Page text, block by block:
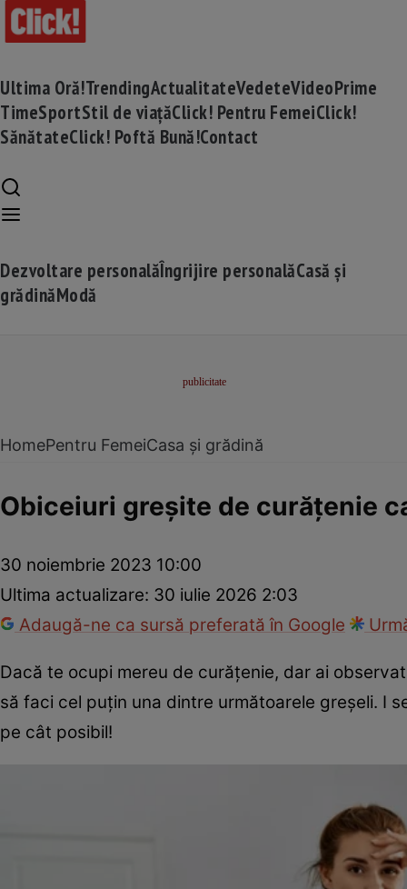
Ultima Oră!TrendingActualitateVedeteVideoPrime
TimeSportStil de viațăClick! Pentru FemeiClick!
SănătateClick! Poftă Bună!Contact
Dezvoltare personalăÎngrijire personalăCasă și
grădinăModă
HomePentru FemeiCasa și grădină
Obiceiuri greșite de curățenie
30 noiembrie 2023 10:00
Ultima actualizare: 30 iulie 2026 2:03
Adaugă-ne ca sursă preferată în Google
Dacă te ocupi mereu de curățenie, dar ai
să faci cel puțin una dintre următoarele greșeli. I
pe cât posibil!